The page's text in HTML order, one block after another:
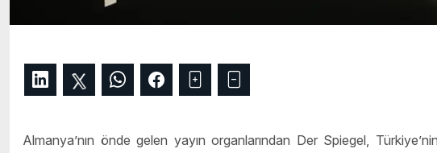
Almanya’nın önde gelen yayın organlarından Der Spiegel,